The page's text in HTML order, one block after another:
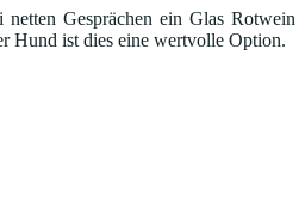
Gesprächen ein Glas Rotwein
Hund ist dies eine wertvolle Option.